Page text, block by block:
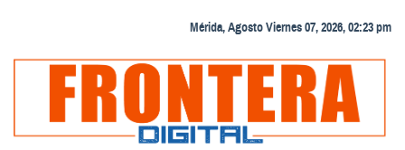
Mérida, Agosto Viernes 07, 2026, 02:23 pm